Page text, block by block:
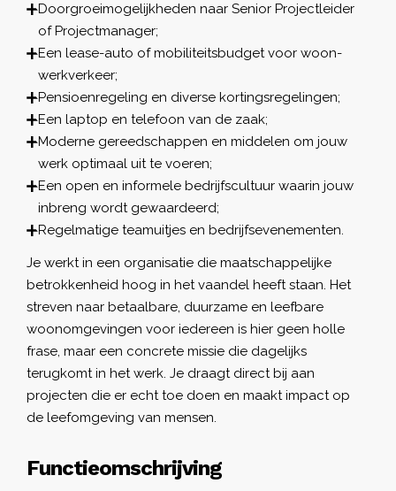
Doorgroeimogelijkheden naar Senior Projectleider
of Projectmanager;
Een lease-auto of mobiliteitsbudget voor woon-
werkverkeer;
Pensioenregeling en diverse kortingsregelingen;
Een laptop en telefoon van de zaak;
Moderne gereedschappen en middelen om jouw
werk optimaal uit te voeren;
Een open en informele bedrijfscultuur waarin jouw
inbreng wordt gewaardeerd;
Regelmatige teamuitjes en bedrijfsevenementen.
Je werkt in een organisatie die maatschappelijke
betrokkenheid hoog in het vaandel heeft staan. Het
streven naar betaalbare, duurzame en leefbare
woonomgevingen voor iedereen is hier geen holle
frase, maar een concrete missie die dagelijks
terugkomt in het werk. Je draagt direct bij aan
projecten die er echt toe doen en maakt impact op
de leefomgeving van mensen.
Functieomschrijving